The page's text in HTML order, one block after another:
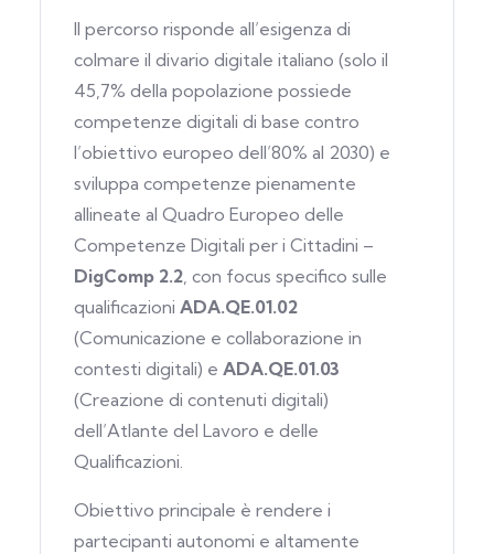
Il percorso risponde all’esigenza di
colmare il divario digitale italiano (solo il
45,7% della popolazione possiede
competenze digitali di base contro
l’obiettivo europeo dell’80% al 2030) e
sviluppa competenze pienamente
allineate al Quadro Europeo delle
Competenze Digitali per i Cittadini –
DigComp 2.2 , con focus specifico sulle
qualificazioni ADA.QE.01.02
(Comunicazione e collaborazione in
contesti digitali) e ADA.QE.01.03
(Creazione di contenuti digitali)
dell’Atlante del Lavoro e delle
Qualificazioni.
Obiettivo principale è rendere i
partecipanti autonomi e altamente